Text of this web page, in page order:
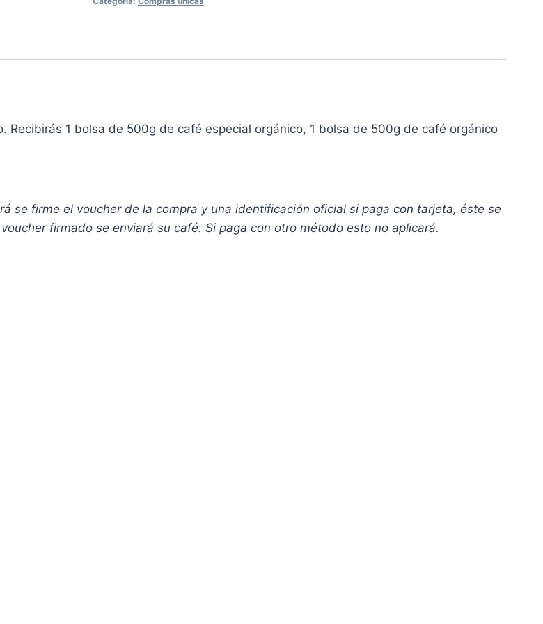
1 bolsa de 500g de café especial orgánico, 1 bolsa de 500g de café orgánico
se firme el voucher de la compra y una identificación oficial si paga con tarjeta, éste se
firmado se enviará su café. Si paga con otro método esto no aplicará.